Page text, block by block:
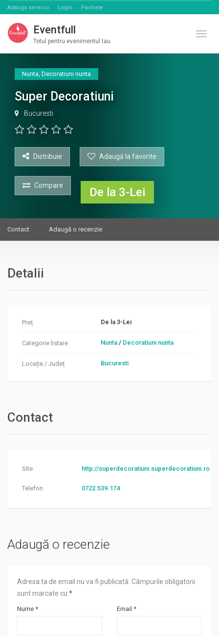
Adauga serviciu Login Pachete
Eventfull
Totul pentru evenimentul tau
Nunta, Decoratiuni nunta
Super Decoratiuni
Bucuresti
Distribuie Adaugă la favorite
Compare De la 3-Lei
Contact Adaugă o recenzie
Detalii
Preț De la 3-Lei
Categorie listare Nunta / Decoratiuni nunta
Locație / Județ Bucuresti
Contact
Site http://superdecoratiuni.superdecoratiuni.ro
Telefon 0722.539.174
Adaugă o recenzie
Adresa ta de email nu va fi publicată. Câmpurile obligatorii
sunt marcate cu *
Nume * Email *